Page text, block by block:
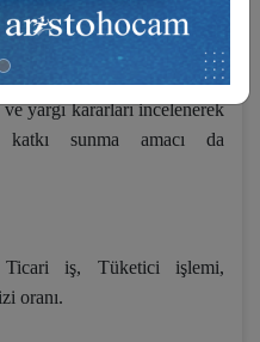
uygulanan güncel
değerlendirmek,
Ayrıca çalışma
yargı kararları incelenerek
katkı sunma amacı da
Ticari iş, Tüketici işlemi,
oranı.